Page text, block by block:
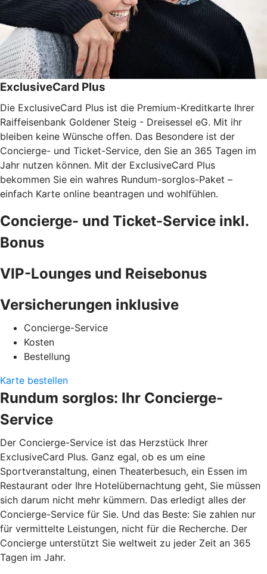
ExclusiveCard Plus
Die ExclusiveCard Plus ist die Premium-Kreditkarte Ihrer
Raiffeisenbank Goldener Steig - Dreisessel eG. Mit ihr
bleiben keine Wünsche offen. Das Besondere ist der
Concierge- und Ticket-Service, den Sie an 365 Tagen im
Jahr nutzen können. Mit der ExclusiveCard Plus
bekommen Sie ein wahres Rundum-sorglos-Paket –
einfach Karte online beantragen und wohlfühlen.
Concierge- und Ticket-Service inkl.
Bonus
VIP-Lounges und Reisebonus
Versicherungen inklusive
Concierge-Service
Kosten
Bestellung
Karte bestellen
Rundum sorglos: Ihr Concierge-
Service
Der Concierge-Service ist das Herzstück Ihrer
ExclusiveCard Plus. Ganz egal, ob es um eine
Sportveranstaltung, einen Theaterbesuch, ein Essen im
Restaurant oder Ihre Hotelübernachtung geht, Sie müssen
sich darum nicht mehr kümmern. Das erledigt alles der
Concierge-Service für Sie. Und das Beste: Sie zahlen nur
für vermittelte Leistungen, nicht für die Recherche. Der
Concierge unterstützt Sie weltweit zu jeder Zeit an 365
Tagen im Jahr.